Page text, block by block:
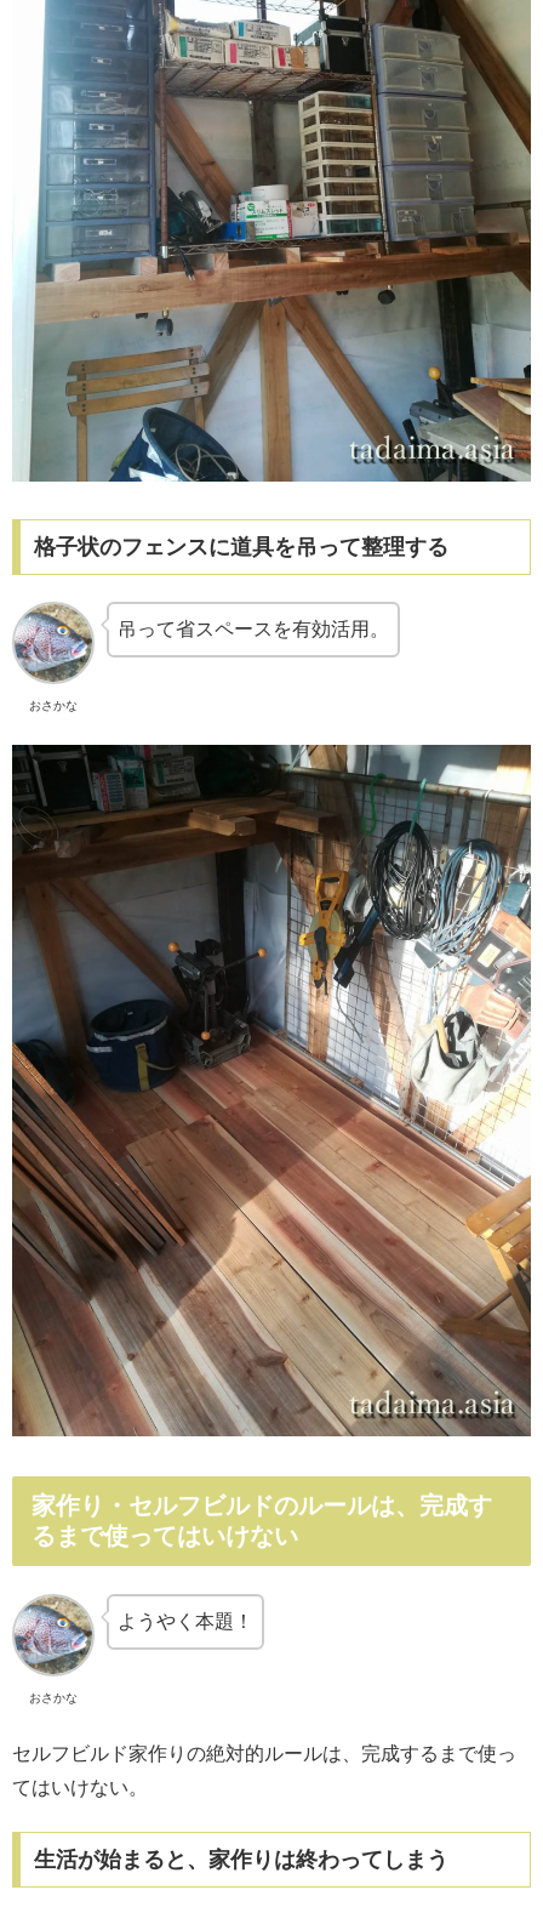
格子状のフェンスに道具を吊って整理する
おさかな
吊って省スペースを有効活用。
家作り・セルフビルドのルールは、完成す
るまで使ってはいけない
おさかな
ようやく本題！
セルフビルド家作りの絶対的ルールは、完成するまで使っ
てはいけない。
生活が始まると、家作りは終わってしまう